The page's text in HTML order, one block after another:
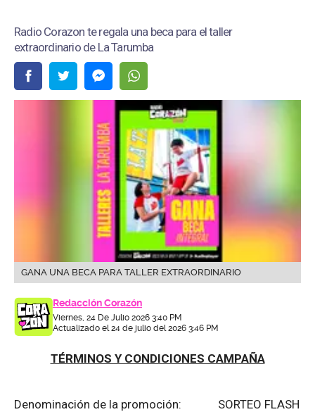
Radio Corazon te regala una beca para el taller
extraordinario de La Tarumba
GANA UNA BECA PARA TALLER EXTRAORDINARIO
Redacción Corazón
Viernes, 24 De Julio 2026 3:40 PM
Actualizado el 24 de julio del 2026 3:46 PM
TÉRMINOS Y CONDICIONES CAMPAÑA
Denominación de la promoción: SORTEO FLASH